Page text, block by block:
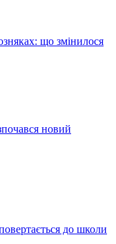
що змінилося
новий
до школи